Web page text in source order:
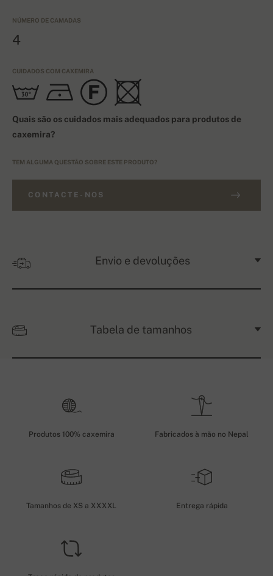
NÚMERO DE CAMADAS
4
CUIDADOS COM CAXEMIRA
Quais são os cuidados mais adequados para produtos de
caxemira?
TEM ALGUMA QUESTÃO SOBRE ESTE PRODUTO?
CONTACTE-NOS
Envio e devoluções
Tabela de tamanhos
Produtos 100% caxemira Fabricados à mão no Nepal
Tamanhos de XS a XXXXL Entrega rápida